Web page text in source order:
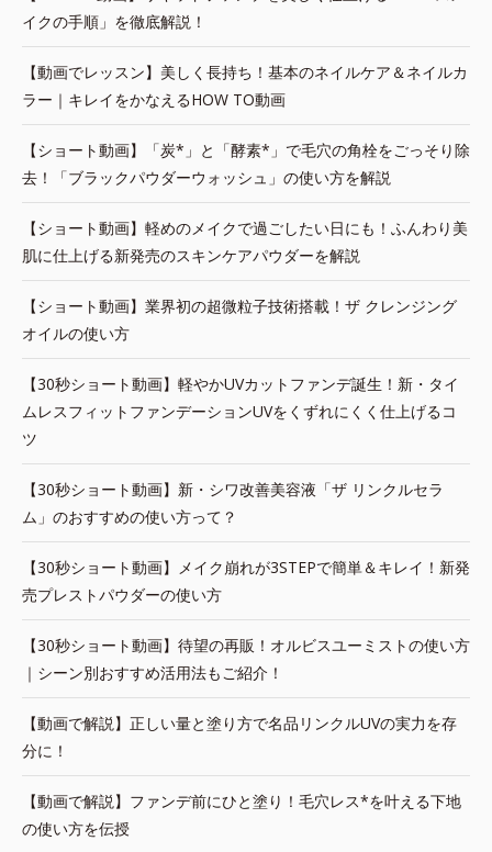
イクの手順」を徹底解説！
【動画でレッスン】美しく長持ち！基本のネイルケア＆ネイルカ
ラー｜キレイをかなえるHOW TO動画
【ショート動画】「炭*」と「酵素*」で毛穴の角栓をごっそり除
去！「ブラックパウダーウォッシュ」の使い方を解説
【ショート動画】軽めのメイクで過ごしたい日にも！ふんわり美
肌に仕上げる新発売のスキンケアパウダーを解説
【ショート動画】業界初の超微粒子技術搭載！ザ クレンジング
オイルの使い方
【30秒ショート動画】軽やかUVカットファンデ誕生！新・タイ
ムレスフィットファンデーションUVをくずれにくく仕上げるコ
ツ
【30秒ショート動画】新・シワ改善美容液「ザ リンクルセラ
ム」のおすすめの使い方って？
【30秒ショート動画】メイク崩れが3STEPで簡単＆キレイ！新発
売プレストパウダーの使い方
【30秒ショート動画】待望の再販！オルビスユーミストの使い方
｜シーン別おすすめ活用法もご紹介！
【動画で解説】正しい量と塗り方で名品リンクルUVの実力を存
分に！
【動画で解説】ファンデ前にひと塗り！毛穴レス*を叶える下地
の使い方を伝授